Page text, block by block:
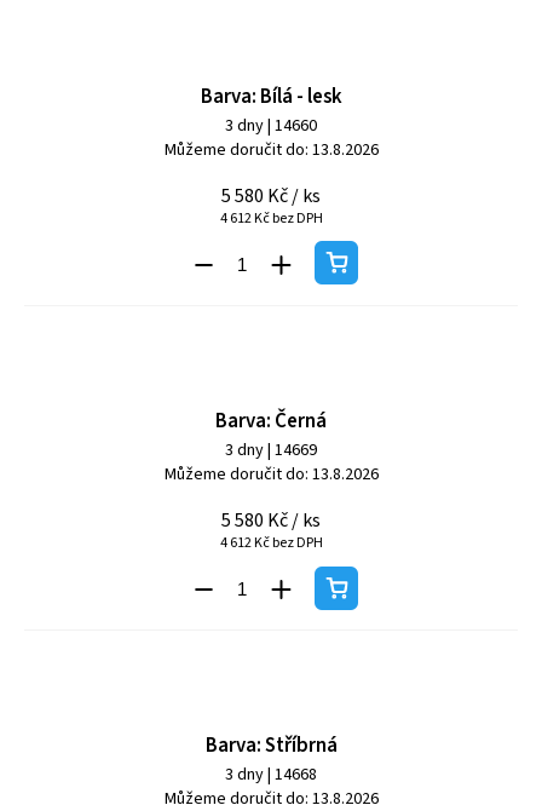
Barva: Bílá - lesk
3 dny| 14660
Můžeme doručit do: 13.8.2026
5 580 Kč/ ks
4 612 Kč bez DPH
Barva: Černá
3 dny| 14669
Můžeme doručit do: 13.8.2026
5 580 Kč/ ks
4 612 Kč bez DPH
Barva: Stříbrná
3 dny| 14668
Můžeme doručit do: 13.8.2026